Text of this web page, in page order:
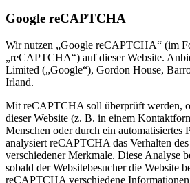
Google reCAPTCHA
Wir nutzen „Google reCAPTCHA“ (im
„reCAPTCHA“) auf dieser Website.
Limited („Google“), Gordon House,
Irland.
Mit reCAPTCHA soll überprüft werden,
dieser Website (z. B. in einem
Menschen oder durch ein automatisiertes
analysiert reCAPTCHA das Verhalten des
verschiedener Merkmale. Diese Analyse
sobald der Websitebesucher die Website
reCAPTCHA verschiedene